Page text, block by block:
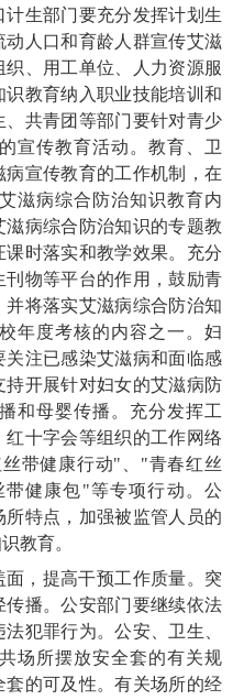
生部门要充分发挥计划生
人口和育龄人群宣传艾滋
、用工单位、人力资源服
教育纳入职业技能培训和
共青团等部门要针对青少
宣传教育活动。教育、卫
宣传教育的工作机制，在
滋病综合防治知识教育内
病综合防治知识的专题教
时落实和教学效果。充分
物等平台的作用，鼓励青
将落实艾滋病综合防治知
年度考核的内容之一。妇
注已感染艾滋病和面临感
开展针对妇女的艾滋病防
和母婴传播。充分发挥工
十字会等组织的工作网络
带健康行动"、"青春红丝
健康包"等专项行动。公
特点，加强被监管人员的
教育。
面，提高干预工作质量。突
播。公安部门要继续依法
犯罪行为。公安、卫生、
场所摆放安全套的有关规
的可及性。有关场所的经